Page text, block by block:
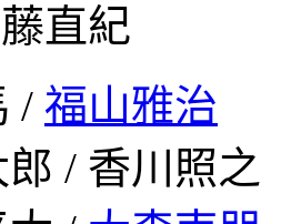
直紀
/ 福山雅治
/ 香川照之